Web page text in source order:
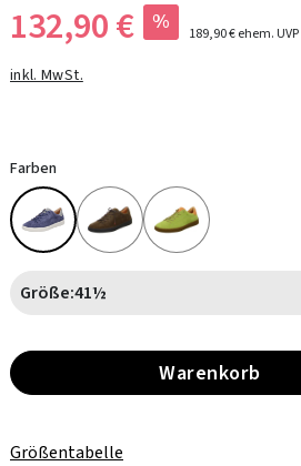
132,90 € % 189,90 €ehem. UVP
inkl. MwSt.
Farben
Größe:41½
Warenkorb
Größentabelle